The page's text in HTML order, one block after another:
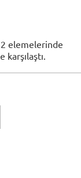
elemelerinde
karşılaştı.